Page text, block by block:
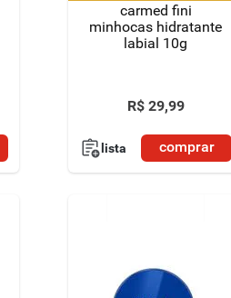
carmed fini
minhocas hidratante
labial 10g
R$ 29,99
lista comprar